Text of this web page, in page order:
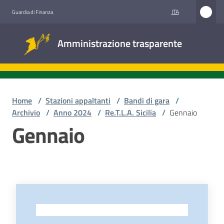
Guardia di Finanza ITA
Amministrazione trasparente
trasparente
Accesso
civico
appaltanti
Home / Stazioni appaltanti / Bandi di gara /
Archivio / Anno 2024 / Re.T.L.A. Sicilia / Gennaio
Gennaio
-